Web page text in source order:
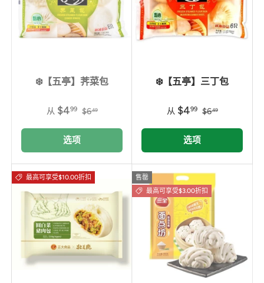
❄️【五亭】荠菜包
从 $499 $649
选项
❄️【五亭】三丁包
从 $499 $649
选项
最高可享受$10.00折扣
售罄
最高可享受$3.00折扣